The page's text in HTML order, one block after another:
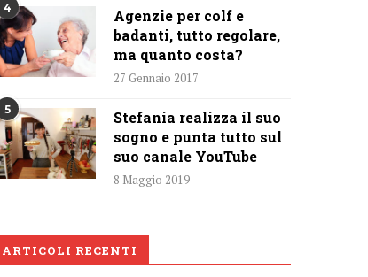
4
Agenzie per colf e
badanti, tutto regolare,
ma quanto costa?
27 Gennaio 2017
5
Stefania realizza il suo
sogno e punta tutto sul
suo canale YouTube
8 Maggio 2019
ARTICOLI RECENTI